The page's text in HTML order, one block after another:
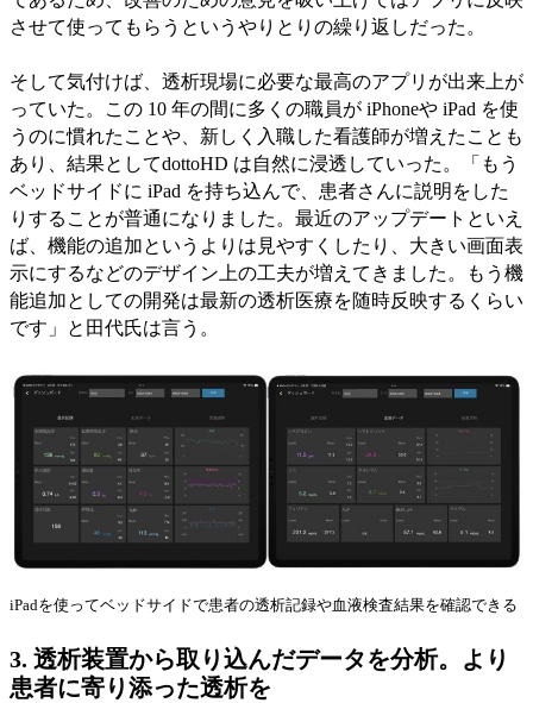
させて使ってもらうというやりとりの繰り返しだった。
そして気付けば、透析現場に必要な最高のアプリが出来上が
っていた。この 10 年の間に多くの職員が iPhoneや iPad を使
うのに慣れたことや、新しく入職した看護師が増えたことも
あり、結果としてdottoHD は自然に浸透していった。「もう
ベッドサイドに iPad を持ち込んで、患者さんに説明をした
りすることが普通になりました。最近のアップデートといえ
ば、機能の追加というよりは見やすくしたり、大きい画面表
示にするなどのデザイン上の工夫が増えてきました。もう機
能追加としての開発は最新の透析医療を随時反映するくらい
です」と田代氏は言う。
iPadを使ってベッドサイドで患者の透析記録や血液検査結果を確認できる
3. 透析装置から取り込んだデータを分析。より
患者に寄り添った透析を